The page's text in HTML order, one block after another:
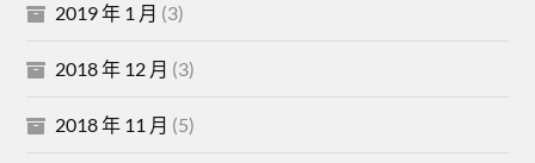
2019 年 1 月 (3)
2018 年 12 月 (3)
2018 年 11 月 (5)